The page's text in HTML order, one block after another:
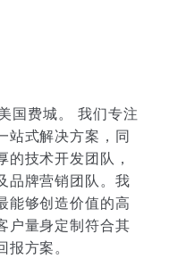
国费城。 我们专注
站式解决方案，同
技术开发团队，
品牌营销团队。我
能够创造价值的高
户量身定制符合其
方案。